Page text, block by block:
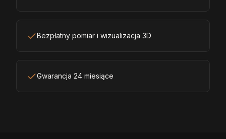
Bezpłatny pomiar i wizualizacja 3D
Gwarancja 24 miesiące